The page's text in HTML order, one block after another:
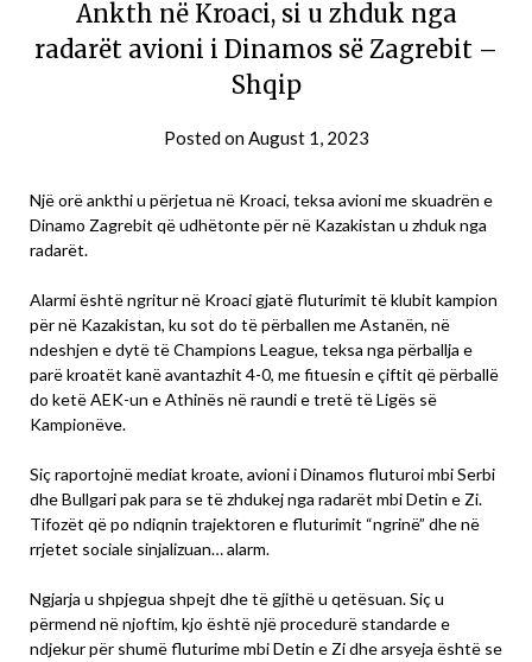
Ankth në Kroaci, si u zhduk nga
radarët avioni i Dinamos së Zagrebit –
Shqip
Posted onAugust 1, 2023
Një orë ankthi u përjetua në Kroaci, teksa avioni me skuadrën e
Dinamo Zagrebit që udhëtonte për në Kazakistan u zhduk nga
radarët.
Alarmi është ngritur në Kroaci gjatë fluturimit të klubit kampion
për në Kazakistan, ku sot do të përballen me Astanën, në
ndeshjen e dytë të Champions League, teksa nga përballja e
parë kroatët kanë avantazhit 4-0, me fituesin e çiftit që përballë
do ketë AEK-un e Athinës në raundi e tretë të Ligës së
Kampionëve.
Siç raportojnë mediat kroate, avioni i Dinamos fluturoi mbi Serbi
dhe Bullgari pak para se të zhdukej nga radarët mbi Detin e Zi.
Tifozët që po ndiqnin trajektoren e fluturimit “ngrinë” dhe në
rrjetet sociale sinjalizuan… alarm.
Ngjarja u shpjegua shpejt dhe të gjithë u qetësuan. Siç u
përmend në njoftim, kjo është një procedurë standarde e
ndjekur për shumë fluturime mbi Detin e Zi dhe arsyeja është se